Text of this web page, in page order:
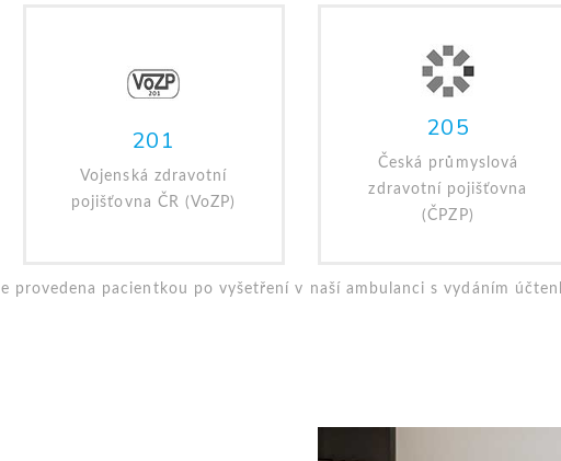
201
Vojenská zdravotní
pojišťovna ČR (VoZP)
205
Česká průmyslová
zdravotní pojišťovna
(ČPZP)
provedena pacientkou po vyšetření v naší ambulanci s vydáním